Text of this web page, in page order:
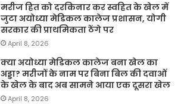
मरीज हित को दरकिनार कर स्वहित के खेल में
जुटा अयोध्या मेडिकल कालेज प्रशासन, योगी
सरकार की प्राथमिकता ठेंगे पर
April 8, 2026
क्या अयोध्या मेडिकल कालेज बना खेल का
अड्डा? मरीजों के नाम पर बिना बिल की दवाओं
के खेल के बाद अब सामने आया एक दूसरा खेल
April 8, 2026